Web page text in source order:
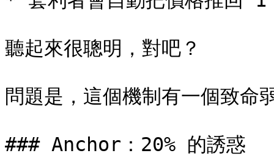
聽起來很聰明，對吧？
問題是，這個機制有一個致
### Anchor：20% 的誘惑